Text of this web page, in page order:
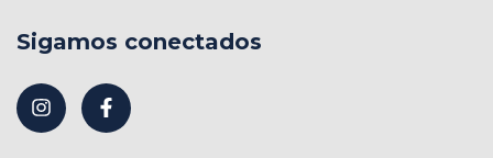
Sigamos conectados